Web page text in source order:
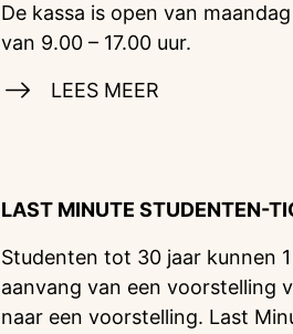
De kassa is open van
van 9.00 – 17.00 uur.
LEES MEER
LAST MINUTE STUDENTEN-
Studenten tot 30 jaar kunnen
aanvang van een voorstelling
naar een voorstelling. Last